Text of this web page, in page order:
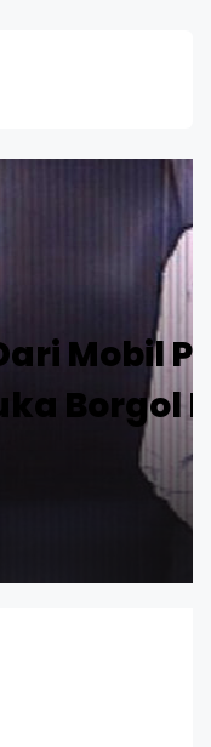
Mobil
Borgol